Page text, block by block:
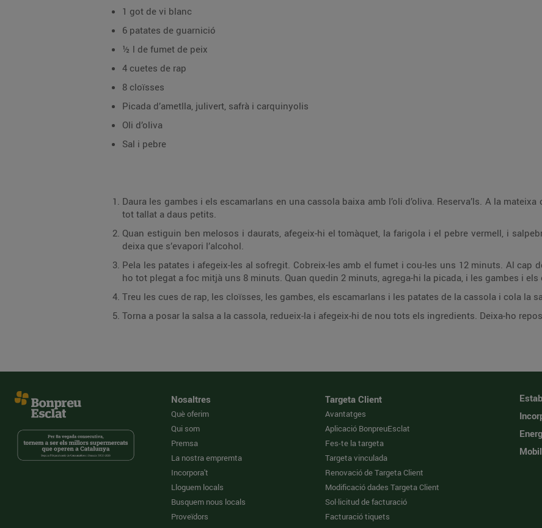
1 got de vi blanc
6 patates de guarnició
½ l de fumet de peix
4 cuetes de rap
8 cloïsses
Picada d’ametlla, julivert, safrà i carquinyolis
Oli d’oliva
Sal i pebre
Daura les gambes i els esca­marlans en una cassola baixa amb l’oli d’oliva. Reserva’ls. A la mateixa cassola, sofregeix-hi la ceba, la pastanaga i l’all,
tot tallat a daus petits.
Quan estiguin ben melosos i daurats, afegeix-hi el tomàquet, la farigola i el pebre vermell, i salpebra-ho. Al cap de 2 minuts, aboca-hi el vi blanc i
deixa que s’evapori l’alcohol.
Pela les patates i afegeix-les al sofregit. Cobreix-les amb el fumet i cou-les uns 12 minuts. Al cap de 4 minuts, afegeix-hi el rap i les cloïsses. Cou-
ho tot plegat a foc mitjà uns 8 minuts. Quan quedin 2 minuts, agrega-hi la picada, i
Treu les cues de rap, les cloïsses, les gambes, els escamarlans i les patates de la cassola i
Torna a posar la salsa a la cassola, redueix-la i afegeix-hi de nou tots
Nosaltres
Què oferim
Qui som
Premsa
La nostra empremta
Incorpora't
Lloguem locals
Busquem nous locals
Proveïdors
Targeta Client
Avantatges
Aplicació BonpreuEsclat
Fes-te la targeta
Targeta vinculada
Renovació de Targeta Client
Modificació dades Targeta Client
Sol·licitud de facturació
Facturació tiquets